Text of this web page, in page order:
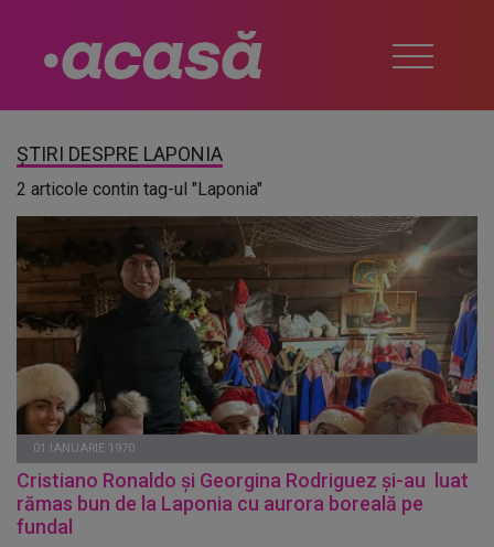
ȘTIRI DESPRE LAPONIA
2 articole contin tag-ul "Laponia"
01 IANUARIE 1970
Cristiano Ronaldo și Georgina Rodriguez și-au luat
rămas bun de la Laponia cu aurora boreală pe
fundal